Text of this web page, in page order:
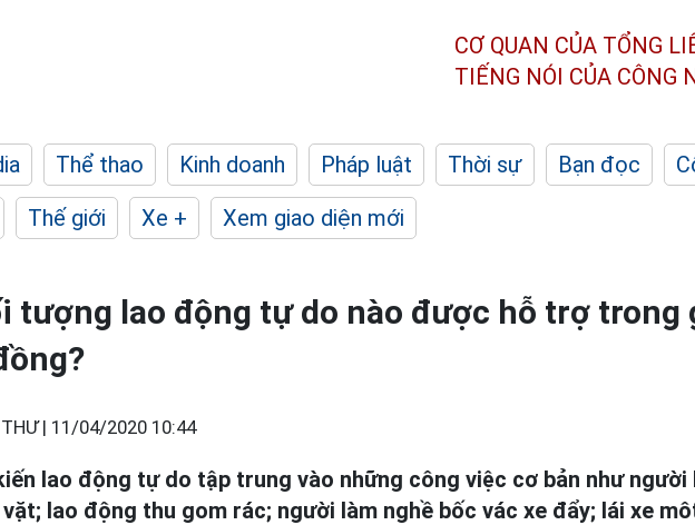
CƠ QUAN CỦA TỔNG
TIẾNG NÓI CỦA CÔNG
Thể thao Kinh doanh Pháp luật Thời sự Bạn đọc
Thế giới Xe + Xem giao diện mới
tượng lao động tự do nào được hỗ trợ trong
| 11/04/2020 10:44
lao động tự do tập trung vào những công việc cơ bản như người
lao động thu gom rác; người làm nghề bốc vác xe đẩy; lái xe